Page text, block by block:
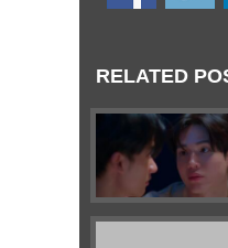
RELATED